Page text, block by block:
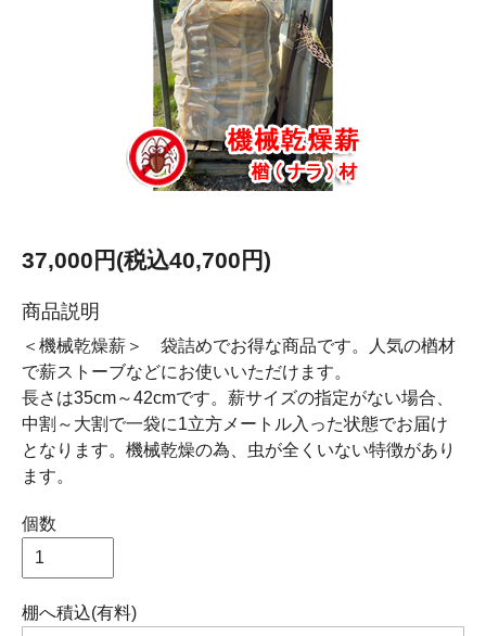
37,000円(税込40,700円)
商品説明
＜機械乾燥薪＞ 袋詰めでお得な商品です。人気の楢材
で薪ストーブなどにお使いいただけます。
長さは35cm～42cmです。薪サイズの指定がない場合、
中割～大割で一袋に1立方メートル入った状態でお届け
となります。機械乾燥の為、虫が全くいない特徴があり
ます。
個数
棚へ積込(有料)